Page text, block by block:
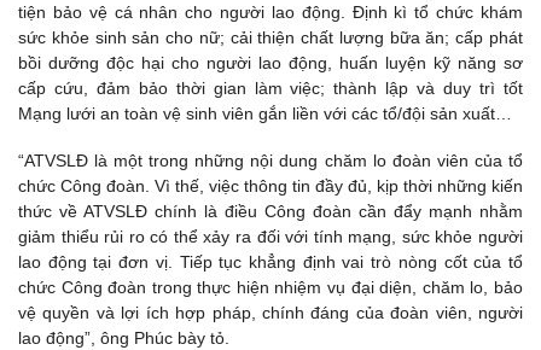
tiện bảo vệ cá nhân cho người lao động. Định kì tổ chức khám
sức khỏe sinh sản cho nữ; cải thiện chất lượng bữa ăn; cấp phát
bồi dưỡng độc hại cho người lao động, huấn luyện kỹ năng sơ
cấp cứu, đảm bảo thời gian làm việc; thành lập và duy trì tốt
Mạng lưới an toàn vệ sinh viên gắn liền với các tổ/đội sản xuất…
“ATVSLĐ là một trong những nội dung chăm lo đoàn viên của tổ
chức Công đoàn. Vì thế, việc thông tin đầy đủ, kịp thời những kiến
thức về ATVSLĐ chính là điều Công đoàn cần đẩy mạnh nhằm
giảm thiểu rủi ro có thể xảy ra đối với tính mạng, sức khỏe người
lao động tại đơn vị. Tiếp tục khẳng định vai trò nòng cốt của tổ
chức Công đoàn trong thực hiện nhiệm vụ đại diện, chăm lo, bảo
vệ quyền và lợi ích hợp pháp, chính đáng của đoàn viên, người
lao động”, ông Phúc bày tỏ.